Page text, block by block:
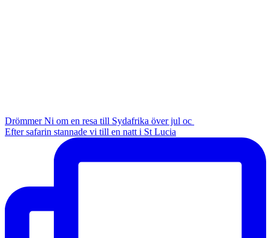
Drömmer Ni om en resa till Sydafrika över jul oc
Efter safarin stannade vi till en natt i St Lucia